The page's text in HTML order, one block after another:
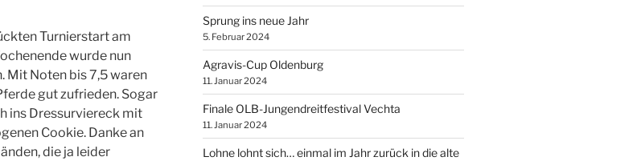
Turnierstart am
wurde nun
Mit Noten bis 7,5 waren
gut zufrieden. Sogar
ins Dressurviereck mit
Cookie. Danke an
die ja leider
Sprung ins neue Jahr
5. Februar 2024
Agravis-Cup Oldenburg
11. Januar 2024
Finale OLB-Jungendreitfestival Vechta
11. Januar 2024
Lohne lohnt sich… einmal im Jahr zurück in die alte